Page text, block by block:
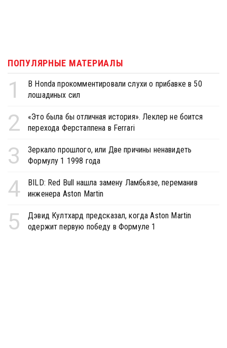
ПОПУЛЯРНЫЕ МАТЕРИАЛЫ
1
В Honda прокомментировали слухи о прибавке в 50
лошадиных сил
2
«Это была бы отличная история». Леклер не боится
перехода Ферстаппена в Ferrari
3
Зеркало прошлого, или Две причины ненавидеть
Формулу 1 1998 года
4
BILD: Red Bull нашла замену Ламбьязе, переманив
инженера Aston Martin
5
Дэвид Култхард предсказал, когда Aston Martin
одержит первую победу в Формуле 1